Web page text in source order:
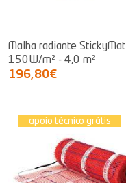
Malha radiante StickyMat
150W/m² - 4,0 m²
196,80€
apoio técnico grátis